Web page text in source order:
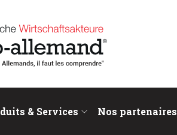
& Services Nos partenaires